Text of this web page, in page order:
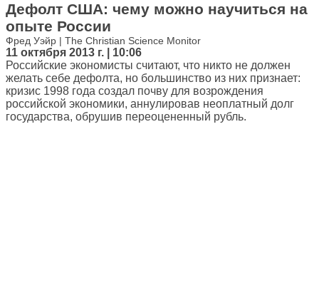
Дефолт США: чему можно научиться на
опыте России
Фред Уэйр | The Christian Science Monitor
11 октября 2013 г. | 10:06
Российские экономисты считают, что никто не должен
желать себе дефолта, но большинство из них признает:
кризис 1998 года создал почву для возрождения
российской экономики, аннулировав неоплатный долг
государства, обрушив переоцененный рубль.